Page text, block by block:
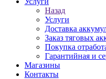
Назад
Услуги
Доставка
Заказ тяговых
Покупка
Гарантийная и
Магазины
Контакты